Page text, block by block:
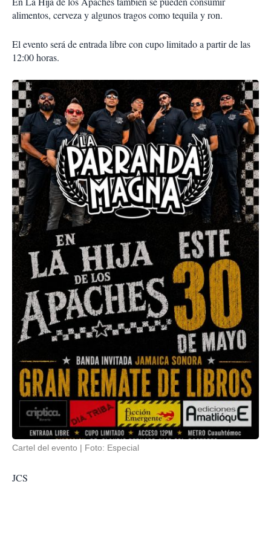
alimentos, cerveza y algunos tragos como tequila y ron.
El evento será de entrada libre con cupo limitado a partir de las
12:00 horas.
Cartel del evento Foto: Especial
JCS